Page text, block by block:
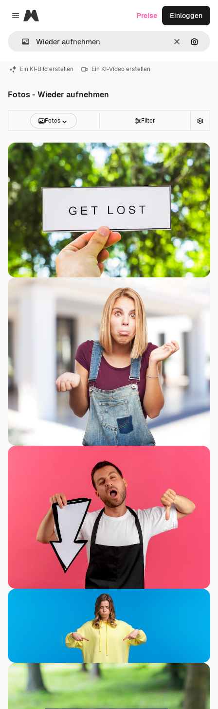
Close menu
Magnific
LöschenNach
Preise Einloggen
Ein KI-Bild erstellen Ein KI-Video erstellen
Fotos - Wieder aufnehmen
Fotos Filter